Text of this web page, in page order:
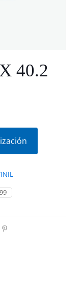
40.2